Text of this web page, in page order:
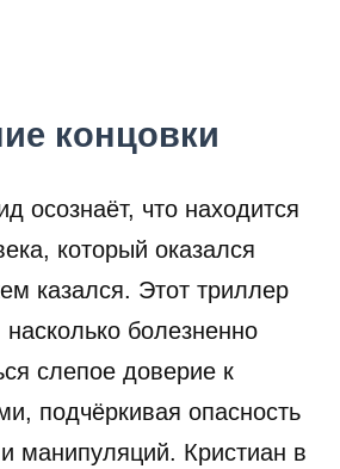
концовки
осознаёт, что находится
который оказался
казался. Этот триллер
болезненно
слепое доверие к
подчёркивая опасность
манипуляций. Кристиан в